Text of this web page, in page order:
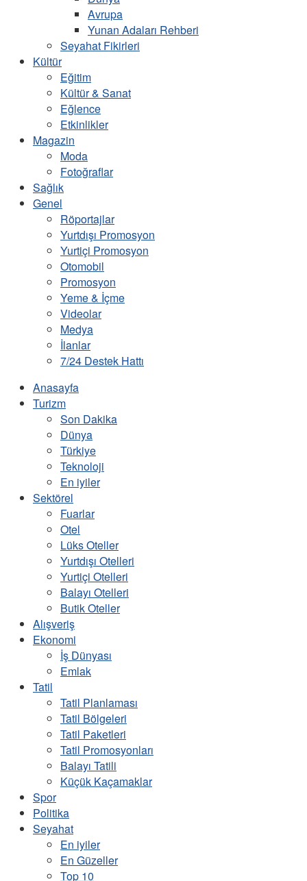
Avrupa
Yunan Adaları Rehberi
Seyahat Fikirleri
Kültür
Eğitim
Kültür & Sanat
Eğlence
Etkinlikler
Magazin
Moda
Fotoğraflar
Sağlık
Genel
Röportajlar
Yurtdışı Promosyon
Yurtiçi Promosyon
Otomobil
Promosyon
Yeme & İçme
Videolar
Medya
İlanlar
7/24 Destek Hattı
Anasayfa
Turizm
Son Dakika
Dünya
Türkiye
Teknoloji
En iyiler
Sektörel
Fuarlar
Otel
Lüks Oteller
Yurtdışı Otelleri
Yurtiçi Otelleri
Balayı Otelleri
Butik Oteller
Alışveriş
Ekonomi
İş Dünyası
Emlak
Tatil
Tatil Planlaması
Tatil Bölgeleri
Tatil Paketleri
Tatil Promosyonları
Balayı Tatili
Küçük Kaçamaklar
Spor
Politika
Seyahat
En iyiler
En Güzeller
Top 10